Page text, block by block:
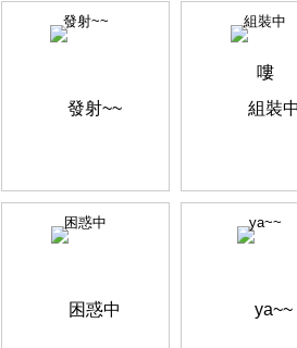
發射~~ 組裝中
困惑中 ya~~